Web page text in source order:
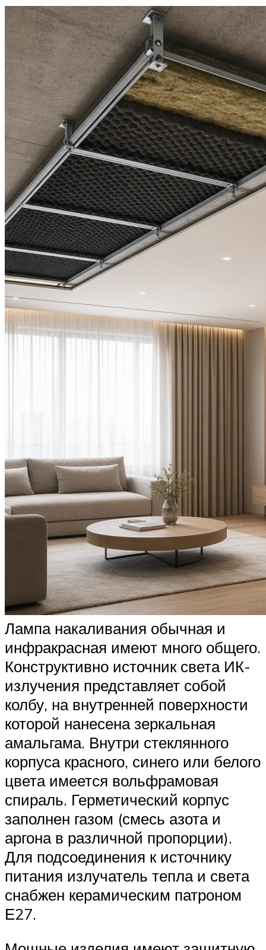
Лампа накаливания обычная и
инфракрасная имеют много общего.
Конструктивно источник света ИК-
излучения представляет собой
колбу, на внутренней поверхности
которой нанесена зеркальная
амальгама. Внутри стеклянного
корпуса красного, синего или белого
цвета имеется вольфрамовая
спираль. Герметический корпус
заполнен газом (смесь азота и
аргона в различной пропорции).
Для подсоединения к источнику
питания излучатель тепла и света
снабжен керамическим патроном
Е27.